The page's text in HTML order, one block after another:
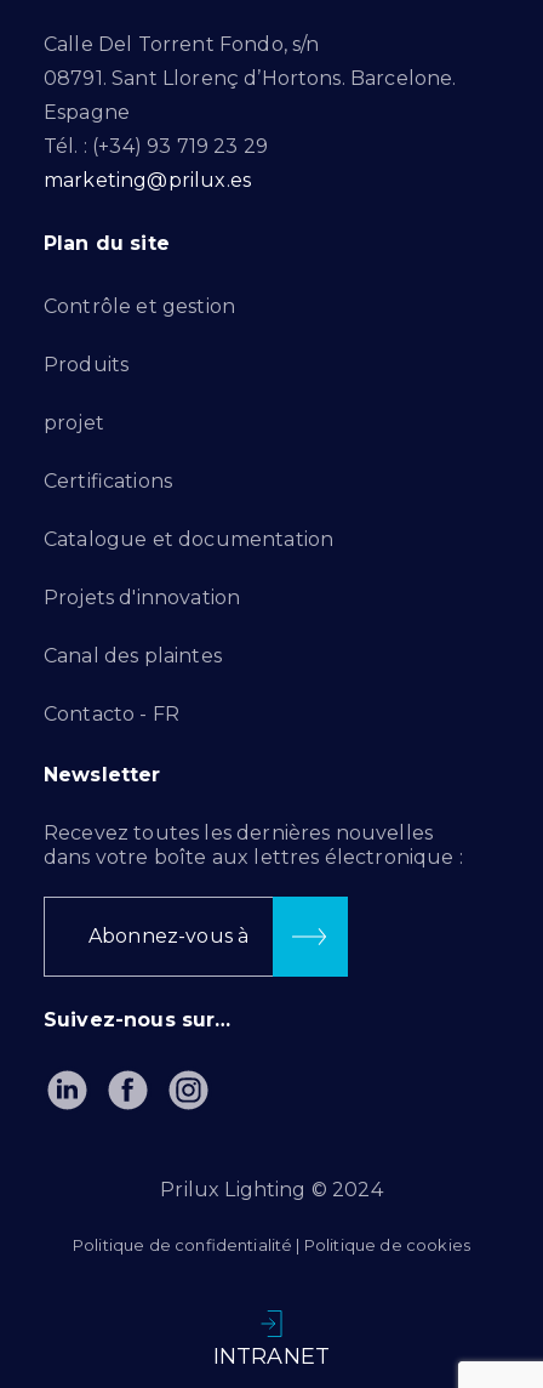
Calle Del Torrent Fondo, s/n
08791. Sant Llorenç d’Hortons. Barcelone.
Espagne
Tél. : (+34) 93 719 23 29
marketing@prilux.es
Plan du site
Contrôle et gestion
Produits
projet
Certifications
Catalogue et documentation
Projets d'innovation
Canal des plaintes
Contacto - FR
Newsletter
Recevez toutes les dernières nouvelles
dans votre boîte aux lettres électronique :
Abonnez-vous à
Suivez-nous sur…
Prilux Lighting © 2024
Politique de confidentialité | Politique de cookies
INTRANET